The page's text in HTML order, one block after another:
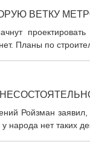
ВЕТКУ
Планы по
Ройзман
народа нет таких